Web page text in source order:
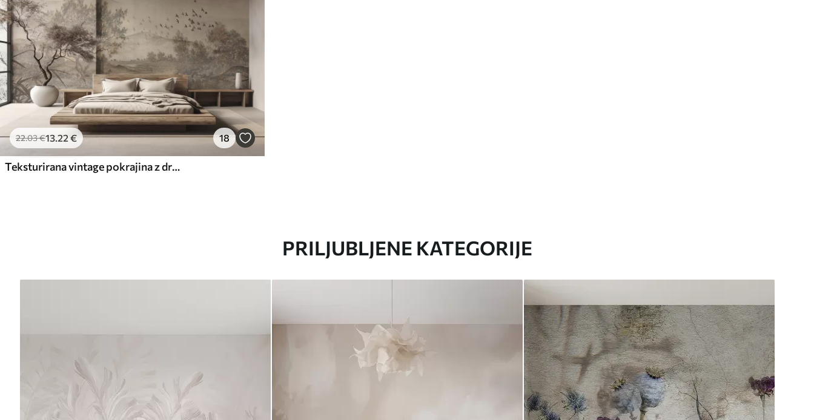
22.03€13.22 € 18
Teksturirana vintage pokrajina z drevesom v bližini reke in oblačnim nebom, umetnost narave v tonih sepije
PRILJUBLJENE KATEGORIJE